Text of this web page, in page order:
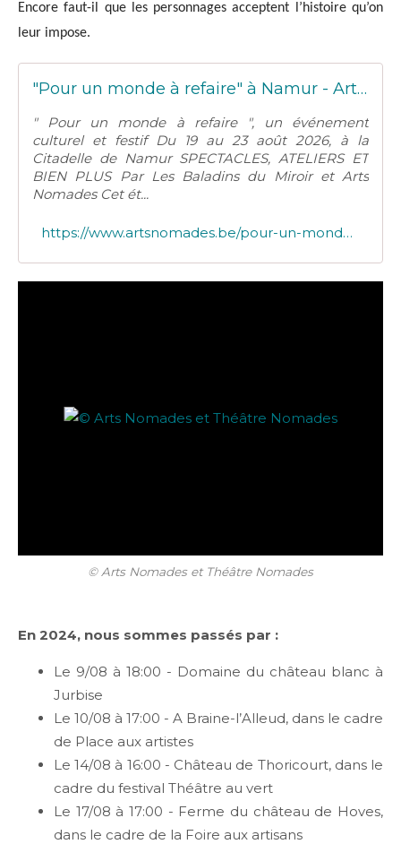
Encore faut-il que les personnages acceptent l’histoire qu’on
leur impose.
"Pour un monde à refaire" à Namur - Arts Nomades
" Pour un monde à refaire ", un événement
culturel et festif Du 19 au 23 août 2026, à la
Citadelle de Namur SPECTACLES, ATELIERS ET
BIEN PLUS Par Les Baladins du Miroir et Arts
Nomades Cet ét...
https://www.artsnomades.be/pour-un-monde-a-refaire-2026
© Arts Nomades et Théâtre Nomades
En 2024, nous sommes passés par :
Le 9/08 à 18:00 - Domaine du château blanc à
Jurbise
Le 10/08 à 17:00 - A Braine-l’Alleud, dans le cadre
de Place aux artistes
Le 14/08 à 16:00 - Château de Thoricourt, dans le
cadre du festival Théâtre au vert
Le 17/08 à 17:00 - Ferme du château de Hoves,
dans le cadre de la Foire aux artisans